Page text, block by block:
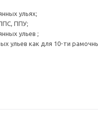
ульях;
ППУ;
ульев ;
ульев как для 10-ти